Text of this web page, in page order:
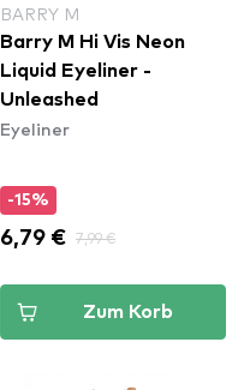
BARRY M
Barry M Hi Vis Neon
Liquid Eyeliner -
Unleashed
Eyeliner
-15%
6,79 € 7,99 €
Zum Korb